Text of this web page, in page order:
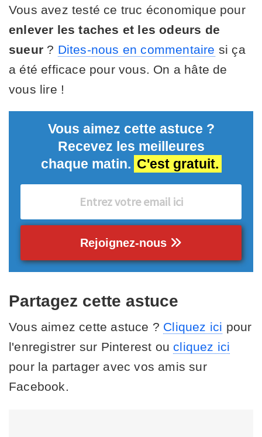
Vous avez testé ce truc économique pour
enlever les taches et les odeurs de
sueur ? Dites-nous en commentaire si ça
a été efficace pour vous. On a hâte de
vous lire !
Vous aimez cette astuce ?
Recevez les meilleures
chaque matin. C'est gratuit.
Rejoignez-nous
Partagez cette astuce
Vous aimez cette astuce ? Cliquez ici pour
l'enregistrer sur Pinterest ou cliquez ici
pour la partager avec vos amis sur
Facebook.